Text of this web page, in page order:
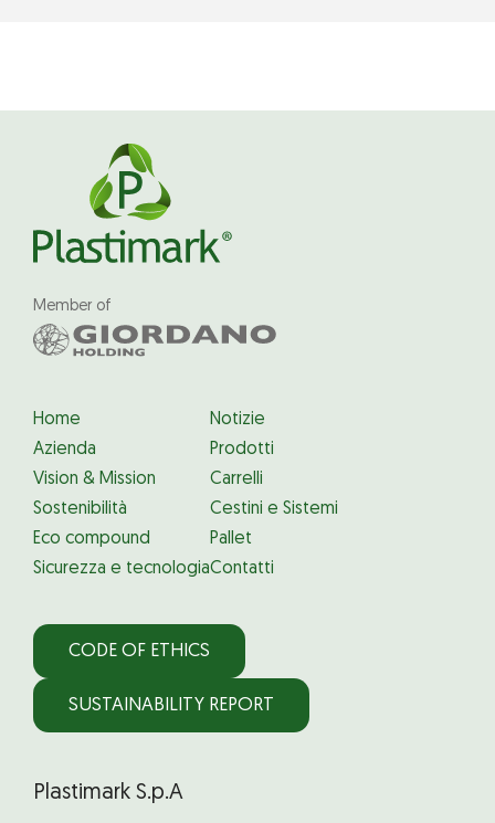
Member of
Home
Azienda
Vision & Mission
Sostenibilità
Eco compound
Sicurezza e tecnologia
Notizie
Prodotti
Carrelli
Cestini e Sistemi
Pallet
Contatti
CODE OF ETHICS
SUSTAINABILITY REPORT
Plastimark S.p.A